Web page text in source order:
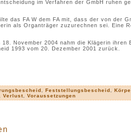
im Verfahren der GmbH ruhen
das FA W dem FA mit, dass der von der
als Organträger zuzurechnen sei. Eine
November 2004 nahm die Klägerin ihren
1993 vom 20. Dezember 2001 zurück.
Feststellungsbescheid
Verlust Voraussetzungen